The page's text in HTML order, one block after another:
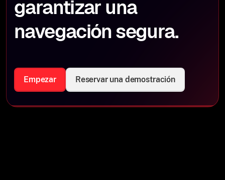
garantizar una
navegación segura.
Empezar Reservar una demostración